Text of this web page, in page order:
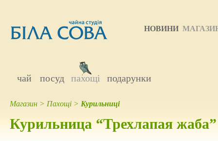
НОВИНИ
чай посуд пахощі подарунки
Магазин > Пахощі > Курильниці
Курильница “Трехлапая жаба”